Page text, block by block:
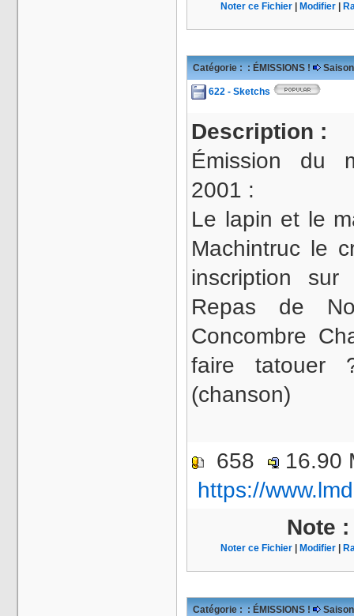
Noter ce Fichier Modifier
Catégorie : : ÉMISSIONS !
622 - Sketchs
Description :
Émission du
2001 :
Le lapin et le
Machintruc le
inscription
Repas de
Concombre
faire
(chanson)
658
https://
Note
Noter ce Fichier Modifier
Catégorie : : ÉMISSIONS !